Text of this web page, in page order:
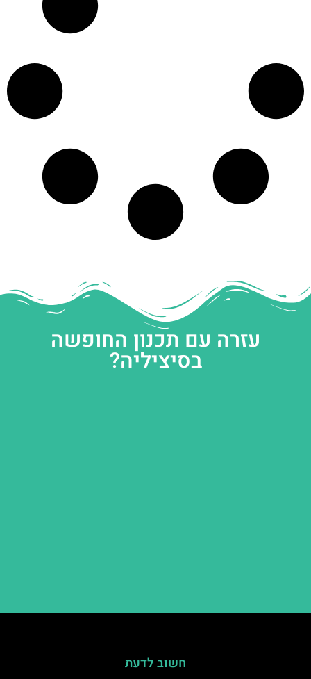
עזרה עם תכנון החופשה
בסיציליה?
חשוב לדעת